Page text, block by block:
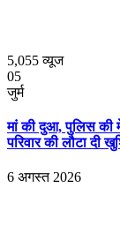
5,055व्यूज
05
जुर्म
मां की दुआ, पुलिस की
परिवार की लौटा दी
6 अगस्त 2026